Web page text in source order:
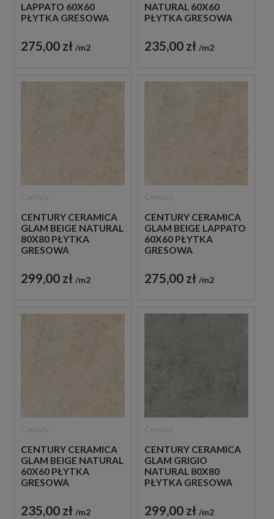
LAPPATO 60X60
PŁYTKA GRESOWA
275,00 zł m2
NATURAL 60X60
PŁYTKA GRESOWA
235,00 zł m2
CENTURY CERAMICA
GLAM BEIGE NATURAL
80X80 PŁYTKA
GRESOWA
299,00 zł m2
CENTURY CERAMICA
GLAM BEIGE LAPPATO
60X60 PŁYTKA
GRESOWA
275,00 zł m2
CENTURY CERAMICA
GLAM BEIGE NATURAL
60X60 PŁYTKA
GRESOWA
235,00 zł m2
CENTURY CERAMICA
GLAM GRIGIO
NATURAL 80X80
PŁYTKA GRESOWA
299,00 zł m2